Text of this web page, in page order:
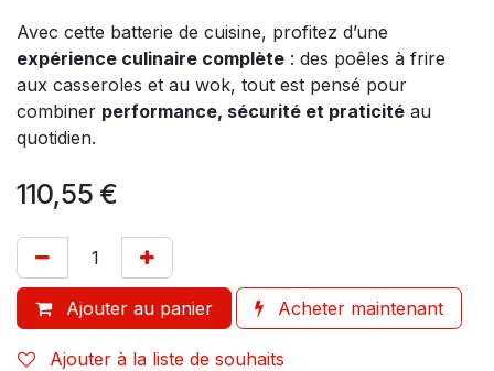
Avec cette batterie de cuisine, profitez d’une
expérience culinaire complète : des poêles à frire
aux casseroles et au wok, tout est pensé pour
combiner performance, sécurité et praticité au
quotidien.
110,55 €
Ajouter au panier Acheter maintenant
Ajouter à la liste de souhaits